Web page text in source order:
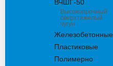
ВЧШГ-50
Высокопрочный
сверхтяжелый
чугун
Железобетонные
Пластиковые
Полимерно